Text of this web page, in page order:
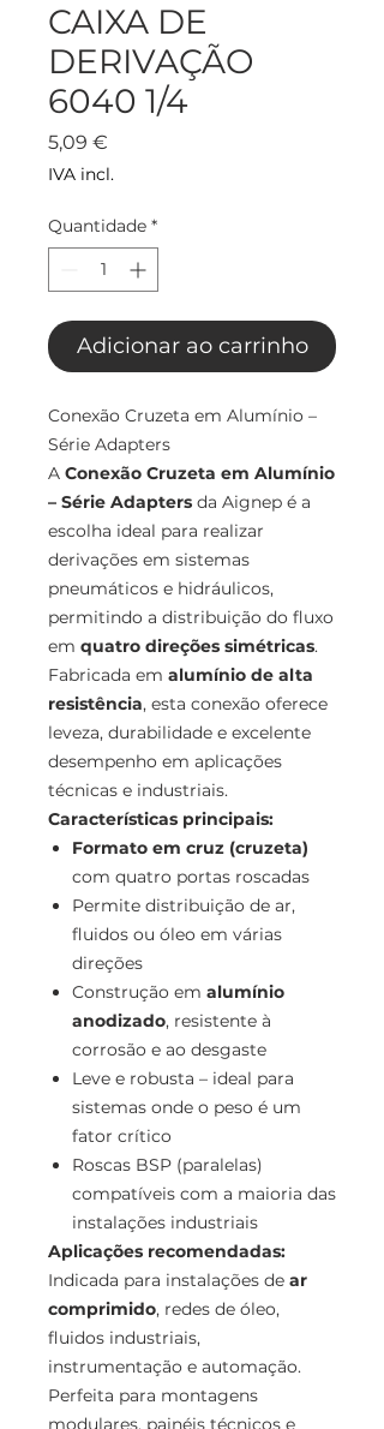
CAIXA DE
DERIVAÇÃO
6040 1/4
5,09 €
IVA incl.
Quantidade *
Adicionar ao carrinho
Conexão Cruzeta em Alumínio –
Série Adapters
A Conexão Cruzeta em Alumínio
– Série Adapters da Aignep é a
escolha ideal para realizar
derivações em sistemas
pneumáticos e hidráulicos,
permitindo a distribuição do fluxo
em quatro direções simétricas.
Fabricada em alumínio de alta
resistência, esta conexão oferece
leveza, durabilidade e excelente
desempenho em aplicações
técnicas e industriais.
Características principais:
Formato em cruz (cruzeta)
com quatro portas roscadas
Permite distribuição de ar,
fluidos ou óleo em várias
direções
Construção em alumínio
anodizado, resistente à
corrosão e ao desgaste
Leve e robusta – ideal para
sistemas onde o peso é um
fator crítico
Roscas BSP (paralelas)
compatíveis com a maioria das
instalações industriais
Aplicações recomendadas:
Indicada para instalações de ar
comprimido, redes de óleo,
fluidos industriais,
instrumentação e automação.
Perfeita para montagens
modulares, painéis técnicos e